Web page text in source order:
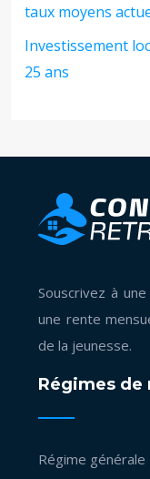
taux moyens
Investissement
25 ans
Souscrivez à
une rente
de la jeunesse.
Régimes de
Régime générale